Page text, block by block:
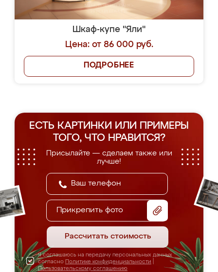
Шкаф-купе "Яли"
Цена: от 86 000 руб.
ПОДРОБНЕЕ
ЕСТЬ КАРТИНКИ ИЛИ ПРИМЕРЫ
ТОГО, ЧТО НРАВИТСЯ?
Присылайте — сделаем также или
лучше!
Прикрепить фото
Рассчитать стоимость
Я соглашаюсь на передачу персональных данных
согласно Политике конфиденциальности
Пользовательскому соглашению